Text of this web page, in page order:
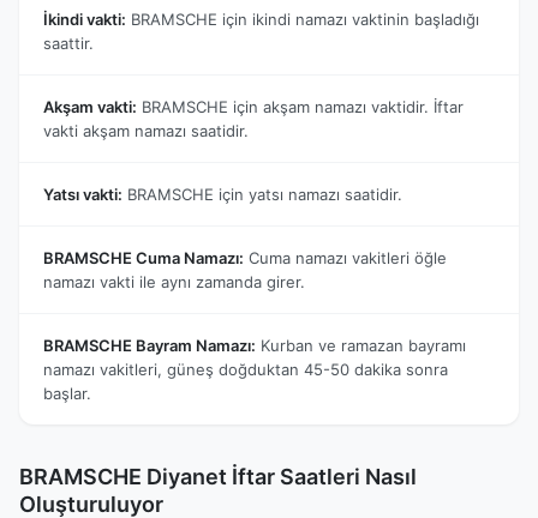
İkindi vakti: BRAMSCHE için ikindi namazı vaktinin başladığı
saattir.
Akşam vakti: BRAMSCHE için akşam namazı vaktidir. İftar
vakti akşam namazı saatidir.
Yatsı vakti: BRAMSCHE için yatsı namazı saatidir.
BRAMSCHE Cuma Namazı: Cuma namazı vakitleri öğle
namazı vakti ile aynı zamanda girer.
BRAMSCHE Bayram Namazı: Kurban ve ramazan bayramı
namazı vakitleri, güneş doğduktan 45-50 dakika sonra
başlar.
BRAMSCHE Diyanet İftar Saatleri Nasıl
Oluşturuluyor